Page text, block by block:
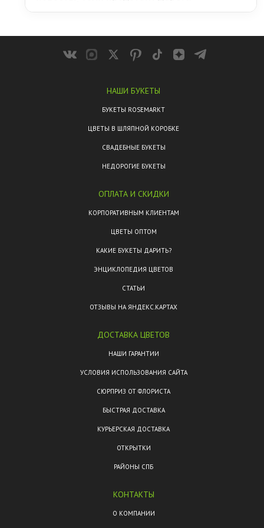
букета лучше подходят для дороги и дольше
выбирать более стойкие цветы и форму букета,
которая спокойнее переносит перевозку. Точный
состав лучше обсудить с флористом под ваш
НАШИ БУКЕТЫ
БУКЕТЫ ROSEMARKT
ЦВЕТЫ В ШЛЯПНОЙ КОРОБКЕ
СВАДЕБНЫЕ БУКЕТЫ
НЕДОРОГИЕ БУКЕТЫ
ОПЛАТА И СКИДКИ
КОРПОРАТИВНЫМ КЛИЕНТАМ
ЦВЕТЫ ОПТОМ
КАКИЕ БУКЕТЫ ДАРИТЬ?
ЭНЦИКЛОПЕДИЯ ЦВЕТОВ
СТАТЬИ
ОТЗЫВЫ НА ЯНДЕКС.КАРТАХ
ДОСТАВКА ЦВЕТОВ
НАШИ ГАРАНТИИ
УСЛОВИЯ ИСПОЛЬЗОВАНИЯ САЙТА
СЮРПРИЗ ОТ ФЛОРИСТА
БЫСТРАЯ ДОСТАВКА
КУРЬЕРСКАЯ ДОСТАВКА
ОТКРЫТКИ
РАЙОНЫ СПБ
КОНТАКТЫ
О КОМПАНИИ